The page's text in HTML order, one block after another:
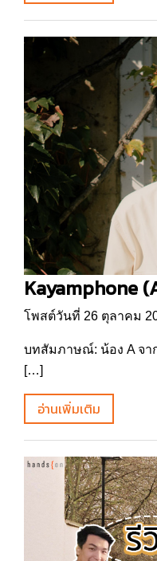
Kayamphone
โพสต์วันที่ 26 ตุลาคม
บทสัมภาษณ์: น้อง A จ
[…]
อ่านเพิ่มเติม